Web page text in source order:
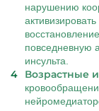
нарушению
повседневную
инсульта.
Возрастные